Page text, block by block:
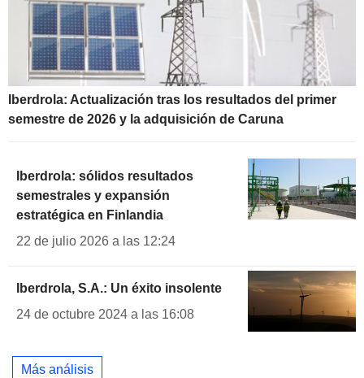
Iberdrola: Actualización tras los resultados del primer
semestre de 2026 y la adquisición de Caruna
Iberdrola: sólidos resultados
semestrales y expansión
estratégica en Finlandia
22 de julio 2026 a las 12:24
Iberdrola, S.A.: Un éxito insolente
24 de octubre 2024 a las 16:08
Más análisis